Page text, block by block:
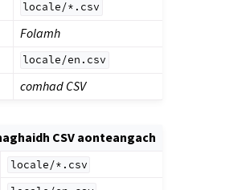
locale/*.csv
Folamh
locale/en.csv
comhad CSV
CSV aonteangach
locale/*.csv